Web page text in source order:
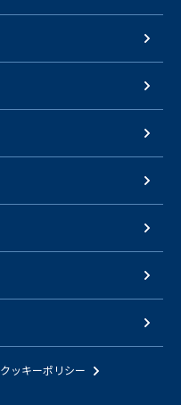
クッキーポリシー